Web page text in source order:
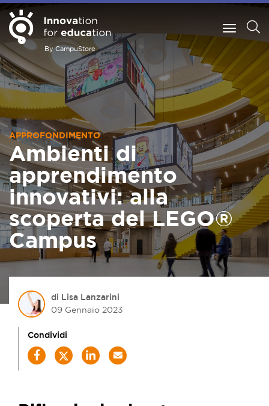
By CampuStore
APPROFONDIMENTO
Ambienti di
apprendimento
innovativi: alla
scoperta del LEGO®
Campus
di Lisa Lanzarini
09 Gennaio 2023
Condividi